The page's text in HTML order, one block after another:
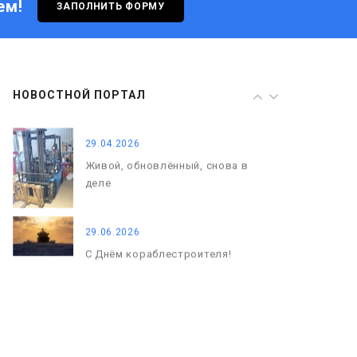
ЗАПОЛНИТЬ ФОРМУ
НОВОСТНОЙ ПОРТАЛ
С Днём кораблестроителя!
С Днём Победы. Память, которая
29.04.2026
Живой, обновлённый, снова в
деле
29.06.2026
С Днём кораблестроителя!